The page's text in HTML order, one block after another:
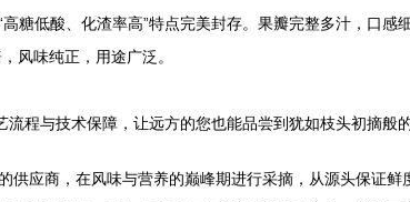
糖低酸、化渣率高”特点完美封存。果瓣完整多汁，口感
风味纯正，用途广泛。
程与技术保障，让远方的您也能品尝到犹如枝头初摘般的
应商，在风味与营养的巅峰期进行采摘，从源头保证鲜